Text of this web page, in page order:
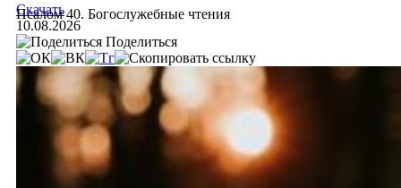
Псалом 40. Богослужебные чтения
Скачать
10.08.2026
Поделиться